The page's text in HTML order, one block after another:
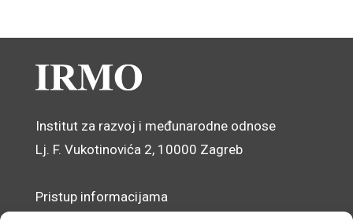
Institut za razvoj i međunarodne odnose
Lj. F. Vukotinovića 2, 10000 Zagreb
Pristup informacijama